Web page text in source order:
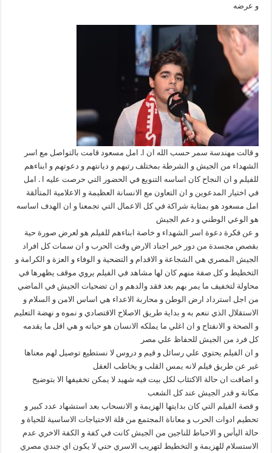
و عرضه
و قالت مهندسة سمر حسب الله ان ا. امل مسعود قامت بالتواصل مع اسر
الشهداء من الجيش و الشرطة بمختلف رتبهم و ديانتهم و دعوتهم و ابناءهم
للفيلم و ان النجاح كان اساسه التنويع في الحضور التي حرصت عليه ا . امل
في اختيار المدعوين و ان التعاون مع الانسانة العظيمة و الاعلامية المتألقة
امل مسعود هو بمثابة شراكة في كل الاعمال التي تجمعنا و ان الهدف اساسه
هو الوعي الوطني و دعم الجيش
و عن فكرة دعوة اسر الشهداء و خاصة ابناءهم للفيلم هو لعرض صورة حية
بقصص مجسدة من دور خير اجناد الارض وقت الحرب و ان سمات كل افراد
الجيش المصري هي الشجاعة و الاقدام و التضحية و الوفاء و العزة و الكرامة و
التخطيط و كل صفة منهم كان لها مشاهد في الفيلم يروي موقف يظهرها في
محاولة لتخفيف ما يمر بهم بعد فقد والدهم و ان تضحيات الجيش في الماضي
من اجل استرداد ارض الوطن و محاربة الاعداء هي اساس الامن و السلام و
الاستقلال الذي ننعم به و بداية طريق الاصلاح الاقتصادي و نموه و نهضة التعليم
و الصحة و الانفتاح و ان اغلي ما يملكه الانسان هو حياته و هي اقل ما يقدمه
كل فرد من الجيش للحفاظ علي مصر
و ان الفيلم يحتوي علي رسائل و قيم و دروس لا نستطيع توصيل لهم معناها
غير عن طريق فيلم لانه يمس القلب و يخاطب العقل
و اضافت ان حالة الاكتئاب لكل بيت فيه شهيد لا يمكن تخفيفها الا بتوضيح
مكانة و قدر الجيش عند كل الشعب
و قصة الفيلم التي كان بدايتها الهزيمة و الانسحاب بعد استشهاد عدد كبير و
تحطيم ادوات الحرب و معاناة المجتمع من قلة الاحتياجات الاساسية للحياة و
حالة اليأس و الاحباط للناجين من الجيش كانت في كفة و الكفة الاخري عدم
الاستسلام للهزيمة و التخطيط لتهريب الاسري حتي لا يكون اي جندي مصري